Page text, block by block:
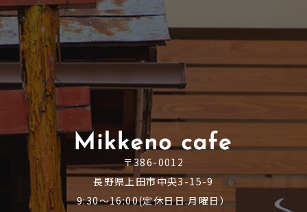
〒386-0012
長野県上田市中央3-15-9
9:30～16:00(定休日日.月曜日）